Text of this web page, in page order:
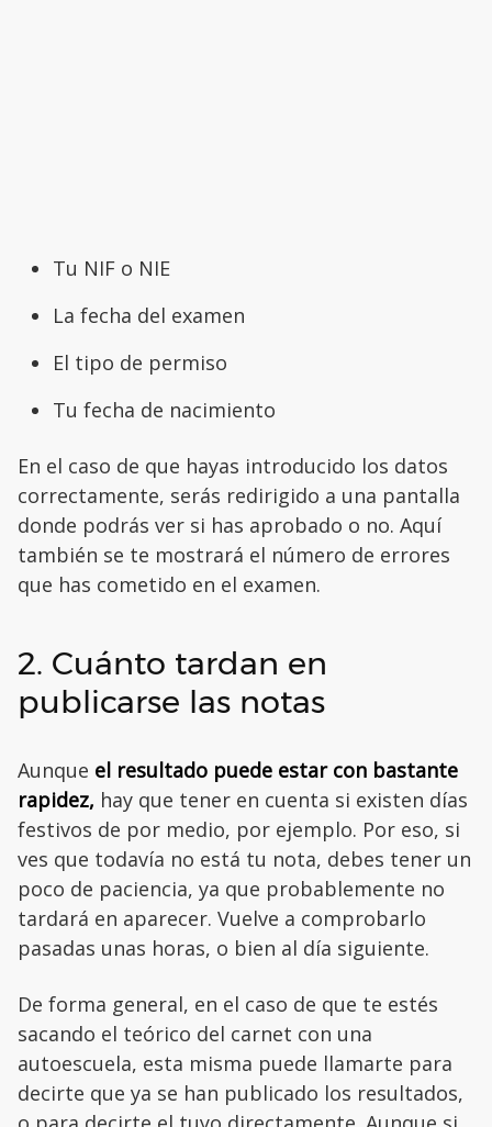
Tu NIF o NIE
La fecha del examen
El tipo de permiso
Tu fecha de nacimiento
En el caso de que hayas introducido los datos
correctamente, serás redirigido a una pantalla
donde podrás ver si has aprobado o no. Aquí
también se te mostrará el número de errores
que has cometido en el examen.
2. Cuánto tardan en
publicarse las notas
Aunque el resultado puede estar con bastante
rapidez, hay que tener en cuenta si existen días
festivos de por medio, por ejemplo. Por eso, si
ves que todavía no está tu nota, debes tener un
poco de paciencia, ya que probablemente no
tardará en aparecer. Vuelve a comprobarlo
pasadas unas horas, o bien al día siguiente.
De forma general, en el caso de que te estés
sacando el teórico del carnet con una
autoescuela, esta misma puede llamarte para
decirte que ya se han publicado los resultados,